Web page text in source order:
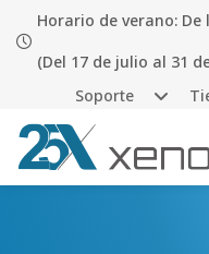
Horario de verano: De
(Del 17 de julio al 31
Soporte